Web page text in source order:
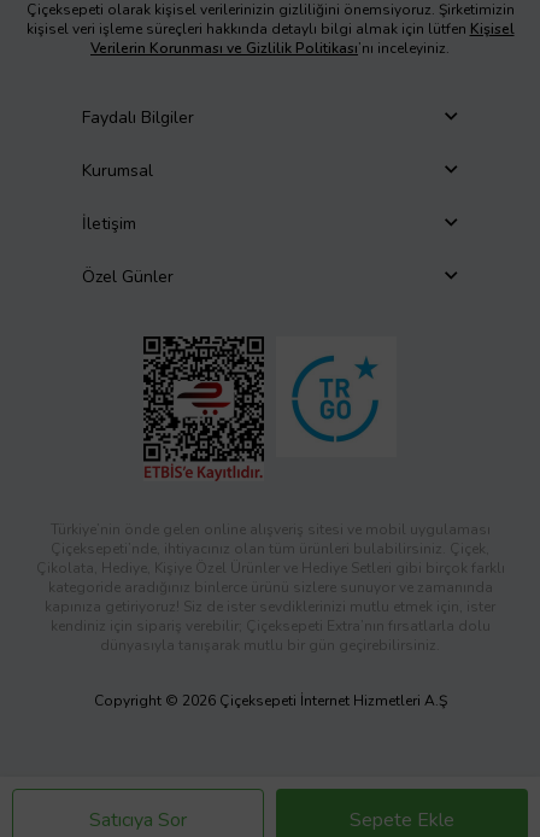
Satıcıya Sor Sepete Ekle
Çiçeksepeti olarak kişisel verilerinizin gizliliğini önemsiyoruz. Şirketimizin
kişisel veri işleme süreçleri hakkında detaylı bilgi almak için lütfen Kişisel
Verilerin Korunması ve Gizlilik Politikası’nı inceleyiniz.
Faydalı Bilgiler
Kurumsal
İletişim
Özel Günler
Türkiye’nin önde gelen online alışveriş sitesi ve mobil uygulaması
Çiçeksepeti’nde, ihtiyacınız olan tüm ürünleri bulabilirsiniz. Çiçek,
Çikolata, Hediye, Kişiye Özel Ürünler ve Hediye Setleri gibi birçok farklı
kategoride aradığınız binlerce ürünü sizlere sunuyor ve zamanında
kapınıza getiriyoruz! Siz de ister sevdiklerinizi mutlu etmek için, ister
kendiniz için sipariş verebilir; Çiçeksepeti Extra’nın fırsatlarla dolu
dünyasıyla tanışarak mutlu bir gün geçirebilirsiniz.
Copyright © 2026 Çiçeksepeti İnternet Hizmetleri A.Ş